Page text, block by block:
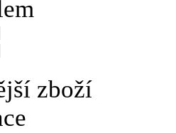
zboží